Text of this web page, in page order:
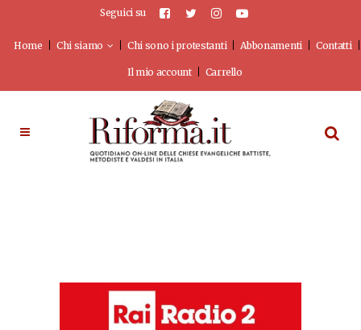
Seguici su
Home Chi siamo Chi sono i protestanti Abbonamenti Contatti
Il mio account Carrello